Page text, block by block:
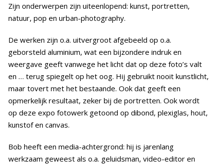
Zijn onderwerpen zijn uiteenlopend: kunst, portretten,
natuur, pop en urban-photography.
De werken zijn o.a. uitvergroot afgebeeld op o.a.
geborsteld aluminium, wat een bijzondere indruk en
weergave geeft vanwege het licht dat op deze foto’s valt
en … terug spiegelt op het oog. Hij gebruikt nooit kunstlicht,
maar tovert met het bestaande. Ook dat geeft een
opmerkelijk resultaat, zeker bij de portretten. Ook wordt
op deze expo fotowerk getoond op dibond, plexiglas, hout,
kunstof en canvas.
Bob heeft een media-achtergrond: hij is jarenlang
werkzaam geweest als o.a. geluidsman, video-editor en